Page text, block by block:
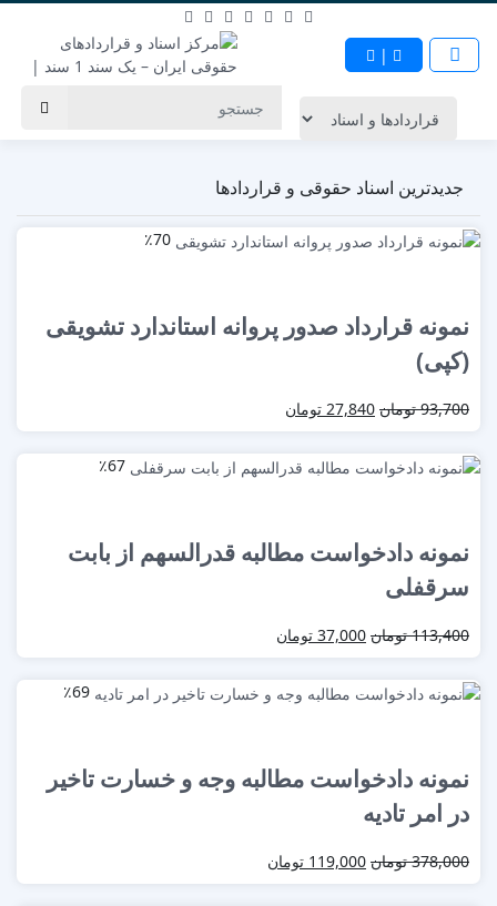
|
جدیدترین اسناد حقوقی و قراردادها
٪70
نمونه قرارداد صدور پروانه استاندارد تشویقی
(کپی)
93,700 تومان 27,840 تومان
٪67
نمونه دادخواست مطالبه قدرالسهم از بابت
سرقفلی
113,400 تومان 37,000 تومان
٪69
نمونه دادخواست مطالبه وجه و خسارت تاخیر
در امر تادیه
378,000 تومان 119,000 تومان